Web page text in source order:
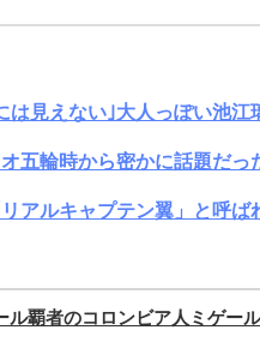
見えない｣大人っぽい池
五輪時から密かに話題だっ
ルキャプテン翼」と呼ば
覇者のコロンビア人ミゲー